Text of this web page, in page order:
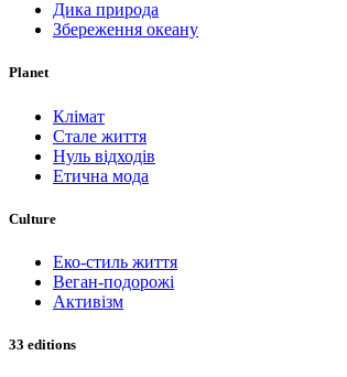
Дика природа
Збереження океану
Planet
Клімат
Стале життя
Нуль відходів
Етична мода
Culture
Еко-стиль життя
Веган-подорожі
Активізм
33 editions